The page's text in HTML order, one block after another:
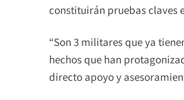
constituirán pruebas claves
“Son 3 militares que ya
hechos que han
directo apoyo y